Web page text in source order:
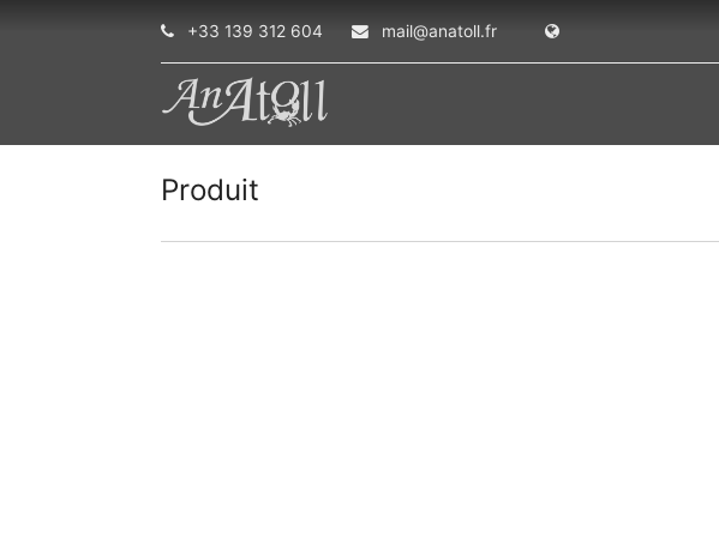
+33 139 312 604 mail@anatoll.fr
Produit